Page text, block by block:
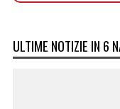
ULTIME NOTIZIE IN 6